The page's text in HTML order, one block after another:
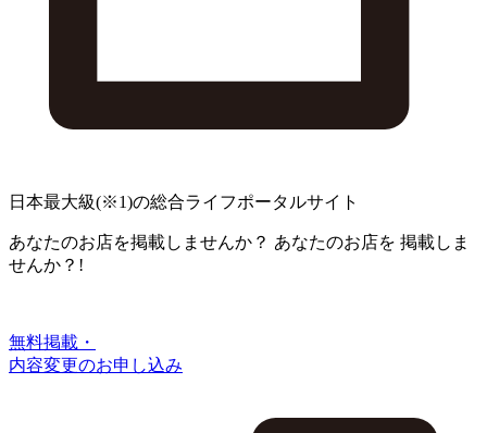
日本最大級(※1)の総合ライフポータルサイト
あなたのお店を掲載しませんか？ あなたのお店を 掲載しま
せんか？!
無料掲載・
内容変更のお申し込み